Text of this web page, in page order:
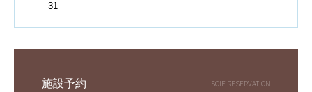
31
施設予約